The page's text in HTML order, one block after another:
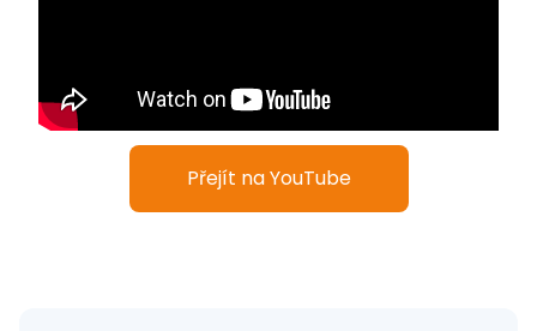
Přejít na YouTube